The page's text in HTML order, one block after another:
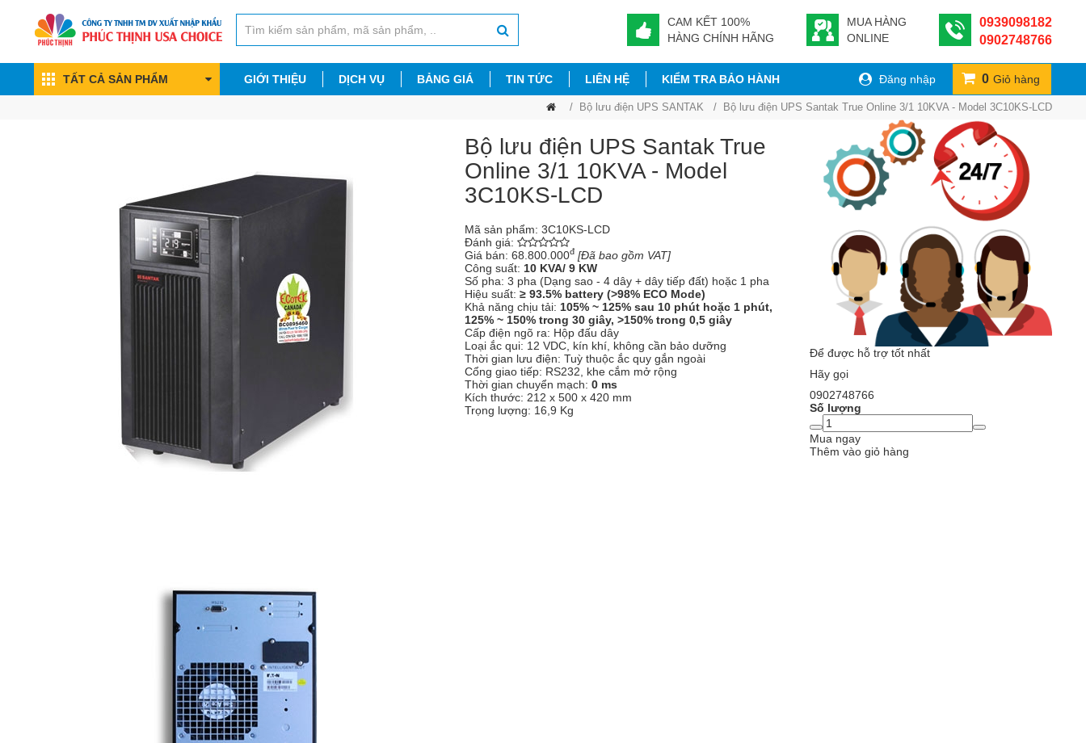
CAM KẾT 100%
HÀNG CHÍNH HÃNG
MUA HÀNG
ONLINE
0939098182
0902748766
TẤT CẢ SẢN PHẨM GIỚI THIỆU DỊCH VỤ BẢNG GIÁ TIN TỨC LIÊN HỆ KIỂM TRA BẢO HÀNH 0 Giỏ hàng
Đăng nhập
Bộ lưu điện UPS SANTAK Bộ lưu điện UPS Santak True Online 3/1 10KVA - Model 3C10KS-LCD
Bộ lưu điện UPS Santak True
Online 3/1 10KVA - Model
3C10KS-LCD
Mã sản phẩm:3C10KS-LCD
Đánh giá:
Giá bán:68.800.000đ [Đã bao gồm VAT]
Công suất: 10 KVA/ 9 KW
Số pha: 3 pha (Dạng sao - 4 dây + dây tiếp đất) hoặc 1 pha
Hiệu suất:≥ 93.5% battery (>98% ECO Mode)
Khả năng chịu tải: 105% ~ 125% sau 10 phút hoặc 1 phút,
125% ~ 150% trong 30 giây, >150% trong 0,5 giây
Cấp điện ngõ ra: Hộp đấu dây
Loại ắc qui: 12 VDC, kín khí, không cần bảo dưỡng
Thời gian lưu điện: Tuỳ thuộc ắc quy gắn ngoài
Cổng giao tiếp: RS232, khe cắm mở rộng
Thời gian chuyển mạch:0 ms
Kích thước: 212 x 500 x 420 mm
Trọng lượng: 16,9 Kg
Để được hỗ trợ tốt nhất
Hãy gọi
0902748766
Số lượng
Mua ngay
Thêm vào giỏ hàng